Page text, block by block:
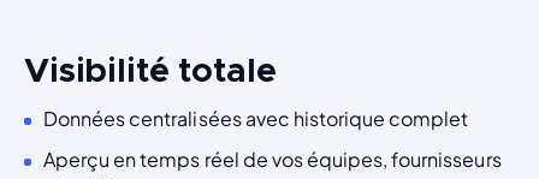
Visibilité totale
Données centralisées avec historique complet
Aperçu en temps réel de vos équipes, fournisseurs